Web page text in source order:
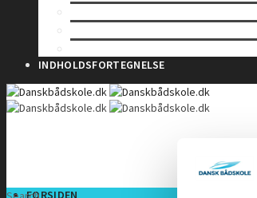
INDHOLDSFORTEGNELSE
FORSIDEN